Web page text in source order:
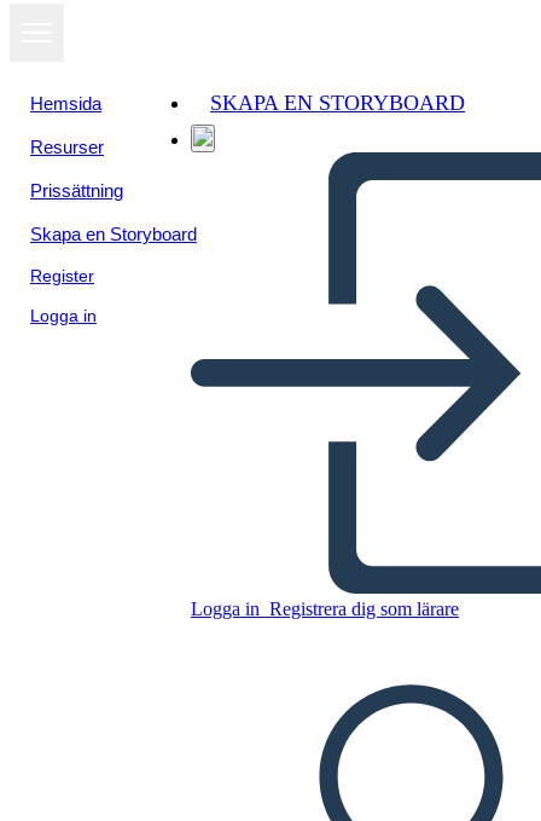
Hemsida
Resurser
Prissättning
Skapa en Storyboard
Register
Logga in
SKAPA EN STORYBOARD
Logga in Registrera dig som lärare
Catcher in the Rye Holden as
an Antihero